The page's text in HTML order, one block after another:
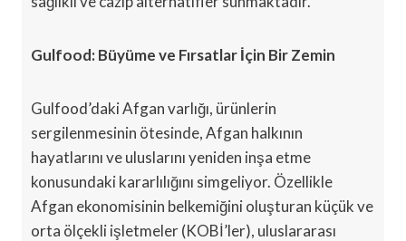
Gulfood: Büyüme ve Fırsatlar İçin Bir Zemin
Gulfood’daki Afgan varlığı, ürünlerin
sergilenmesinin ötesinde, Afgan halkının
hayatlarını ve uluslarını yeniden inşa etme
konusundaki kararlılığını simgeliyor. Özellikle
Afgan ekonomisinin belkemiğini oluşturan küçük ve
orta ölçekli işletmeler (KOBİ’ler), uluslararası